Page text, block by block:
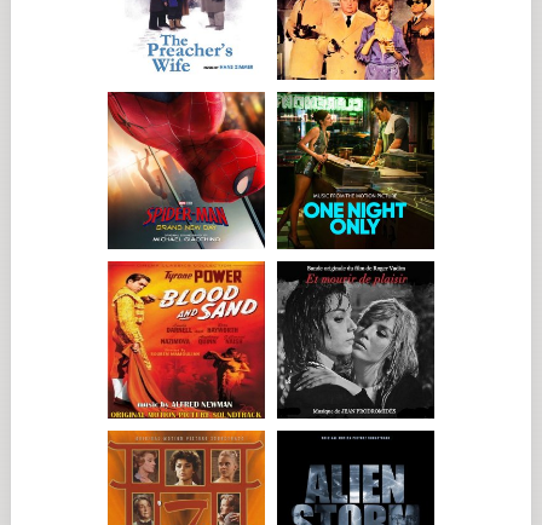
«Estaba hecha un flan», admite. «El primer día, casi tenía
náuseas y todo. Benicio se me acercó, me puso la mano en el
hombro y me dijo: “Tranquila. Vamos a hacerlo juntos y lo
vamos a pasar bien”. Y así fue, me lo he pasado increíblemente
bien. Ha sido fantástico».
EL RESTO DEL REPARTO...
Con la trama desplegada (en una elaborada serie de cajas de
zapatos) y un «agujero» cada vez mayor (debido a uno de
muchos posibles adversarios), los tres emprenden su misión
cruzando la Gran Fenicia Independiente Moderna para
reunirse con (y reclutar la ayuda de) los socios comerciales de
cada una de las cajas de zapatos.
Su primer contacto es con el príncipe Farouk, interpretado
por Riz Ahmed, que actúa por primera vez a las órdenes de
Anderson. Farouk y el reino con el que negocian «están en
cierta medida basados en Calouste Gulbenkian (empresario,
coleccionista y filántropo armenio) y sus esfuerzos por
organizar el negocio del petróleo en Oriente Medio, la
naturaleza de la política allí y las diferentes regiones y
territorios», dice Anderson.
El grupo se dirige a continuación a un enclave subterráneo,
literalmente un túnel, para reunirse con Leland y Reagan
(interpretados por Tom Hanks y Bryan Cranston). «Con los